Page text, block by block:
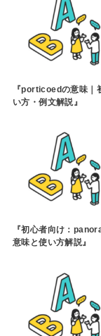
『porticoedの意味｜
い方・例文解説』
『初心者向け：
意味と使い方解説』